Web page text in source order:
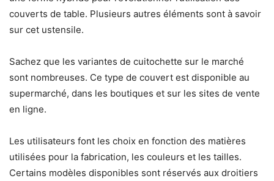
couverts de table. Plusieurs autres éléments sont à savoir
sur cet ustensile.
Sachez que les variantes de cuitochette sur le marché
sont nombreuses. Ce type de couvert est disponible au
supermarché, dans les boutiques et sur les sites de vente
en ligne.
Les utilisateurs font les choix en fonction des matières
utilisées pour la fabrication, les couleurs et les tailles.
Certains modèles disponibles sont réservés aux droitiers